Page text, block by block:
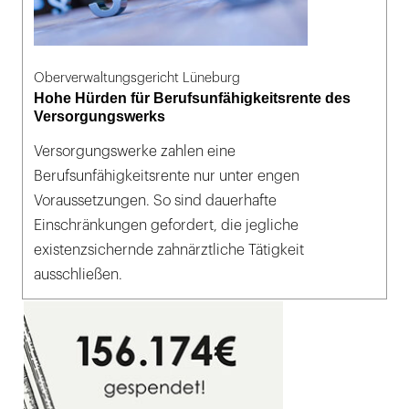
Oberverwaltungsgericht Lüneburg
Hohe Hürden für Berufsunfähigkeitsrente des
Versorgungswerks
Versorgungswerke zahlen eine
Berufsunfähigkeitsrente nur unter engen
Voraussetzungen. So sind dauerhafte
Einschränkungen gefordert, die jegliche
existenzsichernde zahnärztliche Tätigkeit
ausschließen.